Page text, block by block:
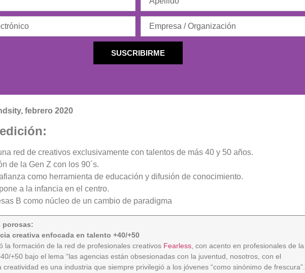
SUSCRIBIRME
febrero 2020
red de creativos exclusivamente con talentos de más 40 y 50 años.
de la Gen Z con los 90´s.
como herramienta de educación y difusión de conocimiento.
a la infancia en el centro.
B como núcleo de un cambio de paradigma
porosas:
creativa enfocada en talento +40/+50
la formación de la red de profesionales creativos Fearless, con acento en profesionales de la
+50 bajo el lema “las agencias están obsesionadas con la juventud, nosotros, con el
creatividad es una industria que siempre privilegió a los jóvenes “como sinónimo de frescura”.